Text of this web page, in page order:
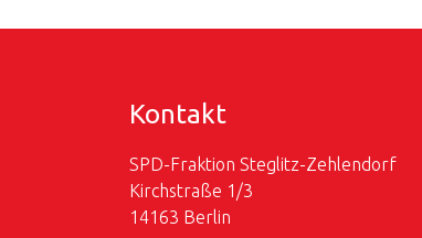
Kontakt
SPD-Fraktion Steglitz-Zehlendorf
Kirchstraße 1/3
14163 Berlin